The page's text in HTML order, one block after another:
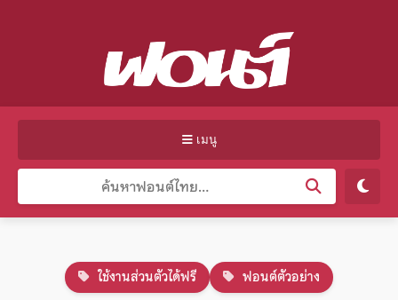
เมนู
ใช้งานส่วนตัวได้ฟรี ฟอนต์ตัวอย่าง